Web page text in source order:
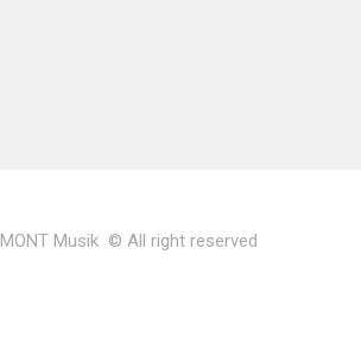
Musik © All right reserved